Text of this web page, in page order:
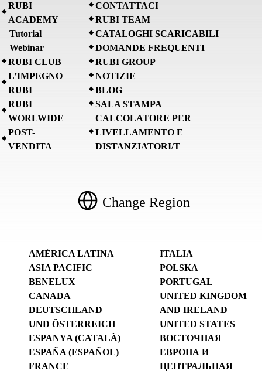
RUBI
ACADEMY
Tutorial
Webinar
RUBI CLUB
L’IMPEGNO
RUBI
RUBI
WORLWIDE
POST-
VENDITA
CONTATTACI
RUBI TEAM
CATALOGHI SCARICABILI
DOMANDE FREQUENTI
RUBI GROUP
NOTIZIE
BLOG
SALA STAMPA
CALCOLATORE PER
LIVELLAMENTO E
DISTANZIATORI/T
Change Region
AMÉRICA LATINA
ASIA PACIFIC
BENELUX
CANADA
DEUTSCHLAND
UND ÖSTERREICH
ESPANYA (CATALÀ)
ESPAÑA (ESPAÑOL)
FRANCE
ITALIA
POLSKA
PORTUGAL
UNITED KINGDOM
AND IRELAND
UNITED STATES
ВОСТОЧНАЯ
ЕВРОПА И
ЦЕНТРАЛЬНАЯ